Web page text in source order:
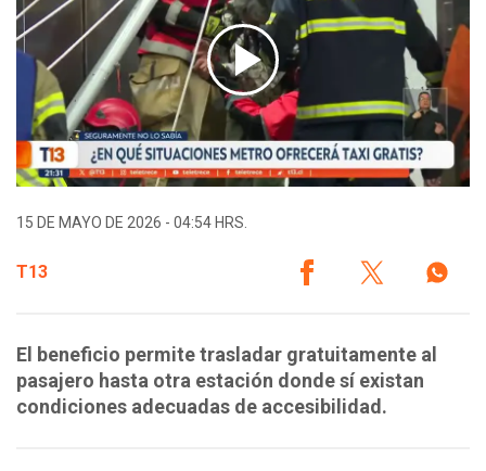
15 DE MAYO DE 2026 - 04:54 HRS.
T13
El beneficio permite trasladar gratuitamente al
pasajero hasta otra estación donde sí existan
condiciones adecuadas de accesibilidad.